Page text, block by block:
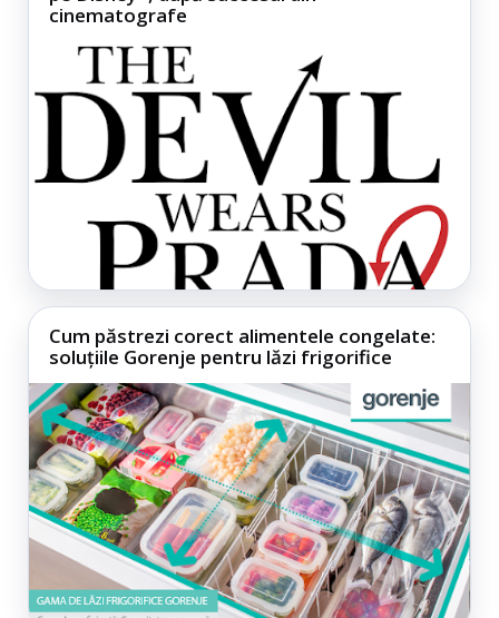
cinematografe
Cum păstrezi corect alimentele congelate:
soluțiile Gorenje pentru lăzi frigorifice